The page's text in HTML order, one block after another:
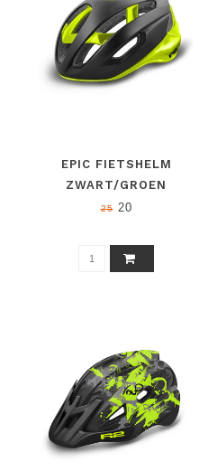
EPIC FIETSHELM
ZWART/GROEN
2520